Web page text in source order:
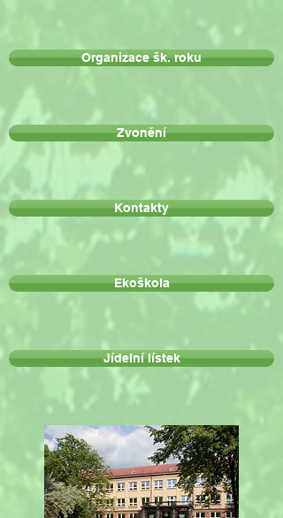
Organizace šk. roku
Zvonění
Kontakty
Ekoškola
Jídelní lístek